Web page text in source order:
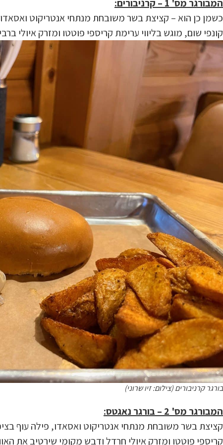
המבורגר מס' 1 – קרניבורים:
כשמן כן הוא – קציצת בשר משובחת מנתחי אנטריקוט
קונפי שום, מוגש בליווי ערימת קריספי פוטטו ומזרק איולי
בורגר קרניבורים (צילום: זיו שרוני)
המבורגר מס' 2 – בורגר נאגטס:
קציצת בשר משובחת מנתחי אנטריקוט ואסאדו, פילה עוף
קריספי פוטטו ומזרק איולי חרדל ודבש מקומי שירטיב את